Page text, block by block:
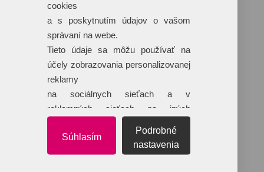
cookies
a s poskytnutím údajov o vašom
správaní na webe.
Tieto údaje sa môžu používať na
účely zobrazovania personalizovanej
reklamy
na sociálnych sieťach a v
reklamných sieťach na iných
Súhlasím
Podrobné
nastavenia